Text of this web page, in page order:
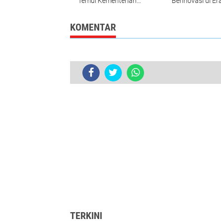
KOMENTAR
TERKINI